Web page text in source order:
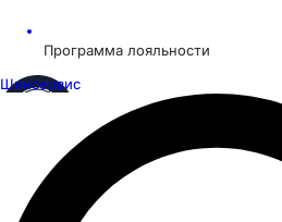
Программа лояльности
Шинсервис